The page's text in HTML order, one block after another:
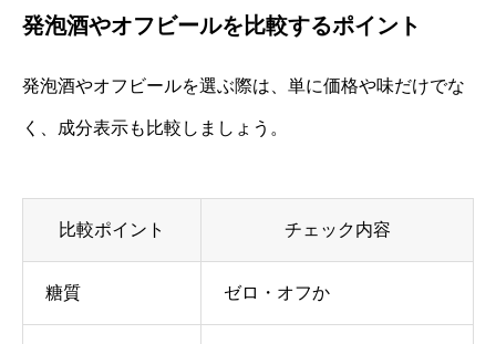
発泡酒やオフビールを比較するポイント
発泡酒やオフビールを選ぶ際は、単に価格や味だけでな
く、成分表示も比較しましょう。
比較ポイント チェック内容
糖質 ゼロ・オフか